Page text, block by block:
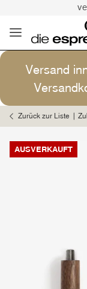
Versand
Zurück zur Liste
AUSVERKAUFT